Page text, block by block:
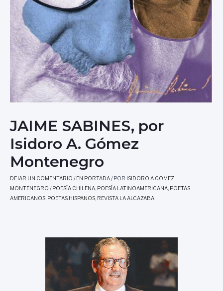
JAIME SABINES, por
Isidoro A. Gómez
Montenegro
DEJAR UN COMENTARIO /EN PORTADA/ POR ISIDORO A GOMEZ
MONTENEGRO /POESÍA CHILENA, POESÍA LATINOAMERICANA, POETAS
AMERICANOS, POETAS HISPANOS, REVISTA LA ALCAZABA